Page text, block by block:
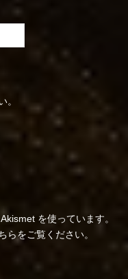
。
を使っています。
らをご覧ください。